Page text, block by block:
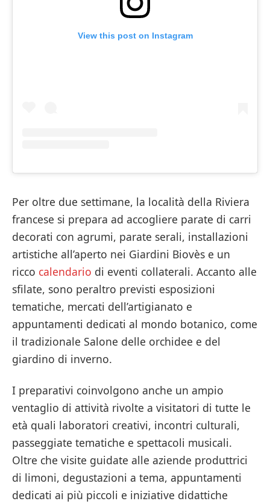
View this post on Instagram
Per oltre due settimane, la località della Riviera
francese si prepara ad accogliere parate di carri
decorati con agrumi, parate serali, installazioni
artistiche all’aperto nei Giardini Biovès e un
ricco calendario di eventi collaterali. Accanto alle
sfilate, sono peraltro previsti esposizioni
tematiche, mercati dell’artigianato e
appuntamenti dedicati al mondo botanico, come
il tradizionale Salone delle orchidee e del
giardino di inverno.
I preparativi coinvolgono anche un ampio
ventaglio di attività rivolte a visitatori di tutte le
età quali laboratori creativi, incontri culturali,
passeggiate tematiche e spettacoli musicali.
Oltre che visite guidate alle aziende produttrici
di limoni, degustazioni a tema, appuntamenti
dedicati ai più piccoli e iniziative didattiche